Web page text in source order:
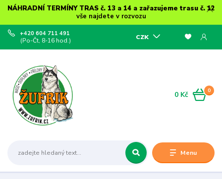
NÁHRADNÍ TERMÍNY TRAS č. 13 a 14 a zařazujeme trasu č. 12
vše najdete v rozvozu
Menu
CZK
+420 604 711 491
(Po-Čt, 8-16 hod.)
0
0 Kč